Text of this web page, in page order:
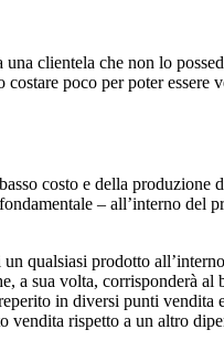
clientela che non lo
poco per poter essere
costo e della produzione
– all’interno del
qualsiasi prodotto
a sua volta, corrisponderà al
in diversi punti vendita
vendita rispetto a un altro